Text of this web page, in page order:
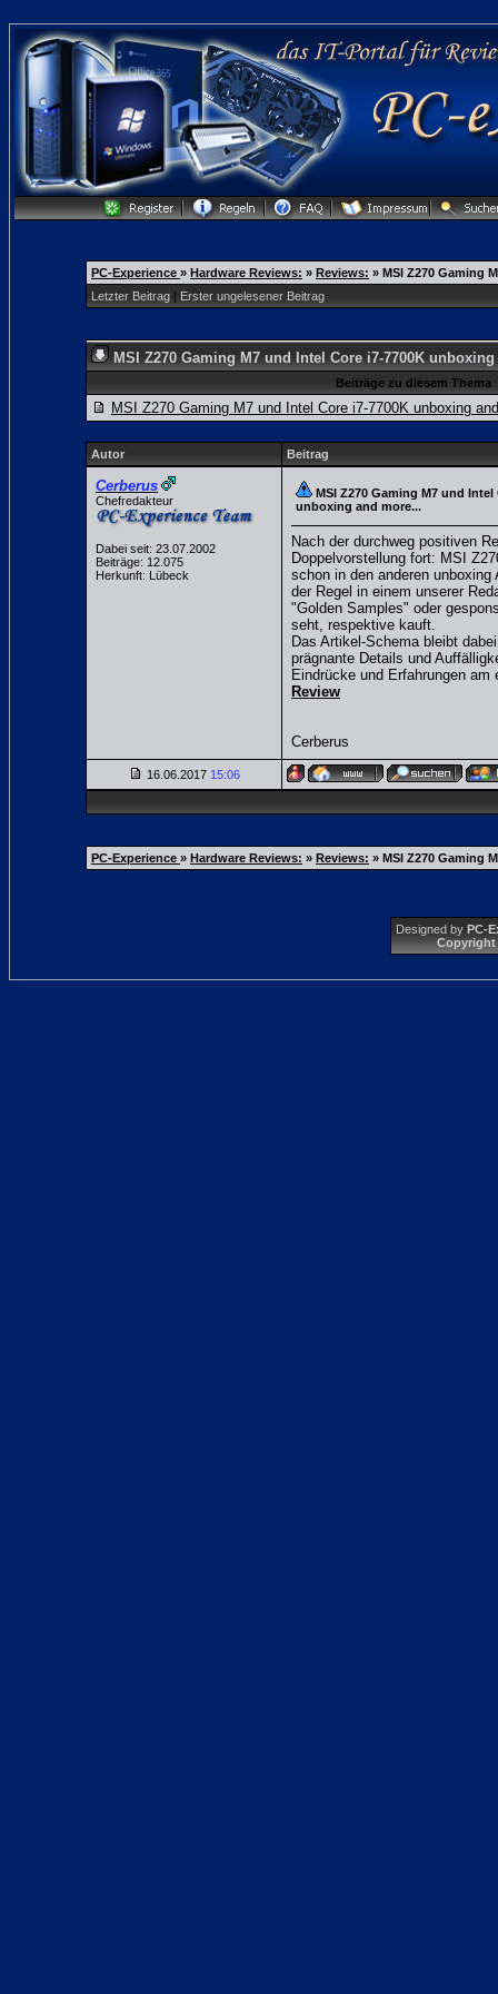
PC-Experience » Hardware Reviews: » Reviews: » MSI Z270 Gaming
Letzter Beitrag
Erster ungelesener Beitrag
MSI Z270 Gaming M7 und Intel Core i7-7700K
Beiträge zu diesem Thema
MSI Z270 Gaming M7 und Intel Core i7-7700K unboxing
Autor Beitrag
Cerberus
Chefredakteur
Dabei seit: 23.07.2002
Beiträge: 12.075
Herkunft: Lübeck
MSI Z270 Gaming M7 und Intel
unboxing and more...
Nach der durchweg positiven
Doppelvorstellung fort: MSI
schon in den anderen
der Regel in einem unserer
"Golden Samples" oder
seht, respektive kauft.
Das Artikel-Schema bleibt
prägnante Details und
Eindrücke und Erfahrungen
Review
Cerberus
16.06.2017 15:06
PC-Experience » Hardware Reviews: » Reviews: » MSI Z270 Gaming
Designed by PC-
Copyright